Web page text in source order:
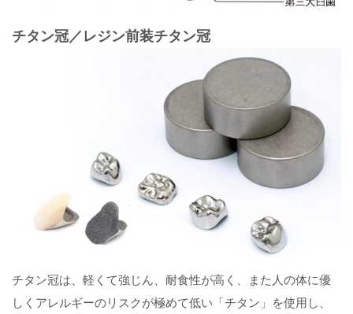
チタン冠／レジン前装チタン冠
チタン冠は、軽くて強じん、耐食性が高く、また人の体に優
しくアレルギーのリスクが極めて低い「チタン」を使用し、